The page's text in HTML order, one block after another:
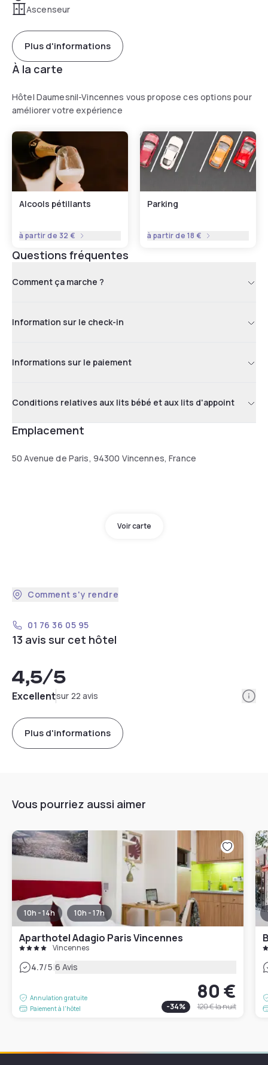
Ascenseur
Plus d'informations
À la carte
Hôtel Daumesnil-Vincennes vous propose ces options pour
améliorer votre expérience
Alcools pétillants
à partir de 32 €
Parking
à partir de 18 €
Questions fréquentes
Comment ça marche ?
Information sur le check-in
Informations sur le paiement
Conditions relatives aux lits bébé et aux lits d'appoint
Emplacement
50 Avenue de Paris, 94300 Vincennes, France
Voir carte
Comment s'y rendre
01 76 36 05 95
13 avis sur cet hôtel
4,5/5
Excellentsur 22 avis
Plus d'informations
Vous pourriez aussi aimer
10h - 14h 10h - 17h
Aparthotel Adagio Paris Vincennes
Vincennes
4.7/5|6 Avis
Annulation gratuite
Paiement à l'hôtel
80 €
-34% 120 €la nuit